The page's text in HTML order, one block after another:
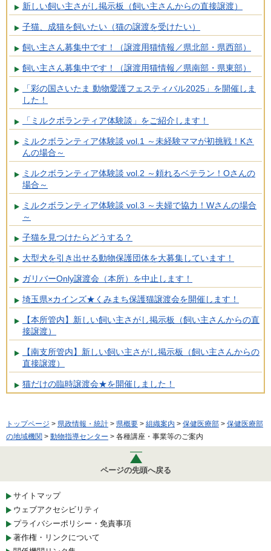
新しい飼い主さがし掲示板（飼い主さんからの直接譲渡）
子猫、成猫を飼いたい（猫の譲渡を受けたい）
飼い主さん募集中です！（譲渡用猫情報／県北部・県西部）
飼い主さん募集中です！（譲渡用猫情報／県南部・県東部）
「彩の国さいたま 動物愛護フェスティバル2025」を開催しま
した！
「ミルクボランティア体験談」をご紹介します！
ミルクボランティア体験談 vol.1 ～未経験ママが初挑戦！Kさ
んの場合～
ミルクボランティア体験談 vol.2 ～頼れるベテラン！Oさんの
場合～
ミルクボランティア体験談 vol.3 ～夫婦で協力！Wさんの場合
～
子猫を見つけたらどうする？
大型犬を引き出せる動物保護団体を大募集しています！
ガリバーOnly譲渡会（本所）を中止します！
埼玉県×カインズ★くみまち保護猫譲渡会を開催します！
【本所管内】新しい飼い主さがし掲示板（飼い主さんからの直
接譲渡）
【南支所管内】新しい飼い主さがし掲示板（飼い主さんからの
直接譲渡）
猫だけの臨時譲渡会★を開催しました！
トップページ > 県政情報・統計 > 県概要 > 組織案内 > 保健医療部 > 保健医療部
の地域機関 > 動物指導センター > 各種講座・事業等のご案内
ページの先頭へ戻る
サイトマップ
ウェブアクセシビリティ
プライバシーポリシー・免責事項
著作権・リンクについて